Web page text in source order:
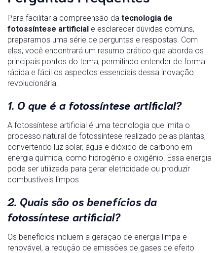
Para facilitar a compreensão da tecnologia de
fotossíntese artificial e esclarecer dúvidas comuns,
preparamos uma série de perguntas e respostas. Com
elas, você encontrará um resumo prático que aborda os
principais pontos do tema, permitindo entender de forma
rápida e fácil os aspectos essenciais dessa inovação
revolucionária.
1. O que é a fotossíntese artificial?
A fotossíntese artificial é uma tecnologia que imita o
processo natural de fotossíntese realizado pelas plantas,
convertendo luz solar, água e dióxido de carbono em
energia química, como hidrogênio e oxigênio. Essa energia
pode ser utilizada para gerar eletricidade ou produzir
combustíveis limpos.
2. Quais são os benefícios da
fotossíntese artificial?
Os benefícios incluem a geração de energia limpa e
renovável, a redução de emissões de gases de efeito